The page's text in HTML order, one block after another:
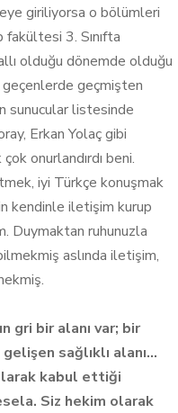
giriliyorsa o bölümleri
fakültesi 3. Sınıfta
olduğu dönemde olduğu
geçenlerde geçmişten
sunucular listesinde
Erkan Yolaç gibi
onurlandırdı beni.
iyi Türkçe konuşmak
kendinle iletişim kurup
Duymaktan ruhunuzla
aslında iletişim,
gri bir alanı var; bir
sağlıklı alanı…
kabul ettiği
Siz hekim olarak